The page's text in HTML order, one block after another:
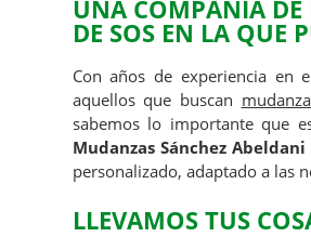
UNA COMPAÑÍA DE
DE SOS EN LA QUE
Con años de experiencia en
aquellos que buscan
sabemos lo importante que
Mudanzas Sánchez Abeldani
personalizado, adaptado a las
LLEVAMOS TUS